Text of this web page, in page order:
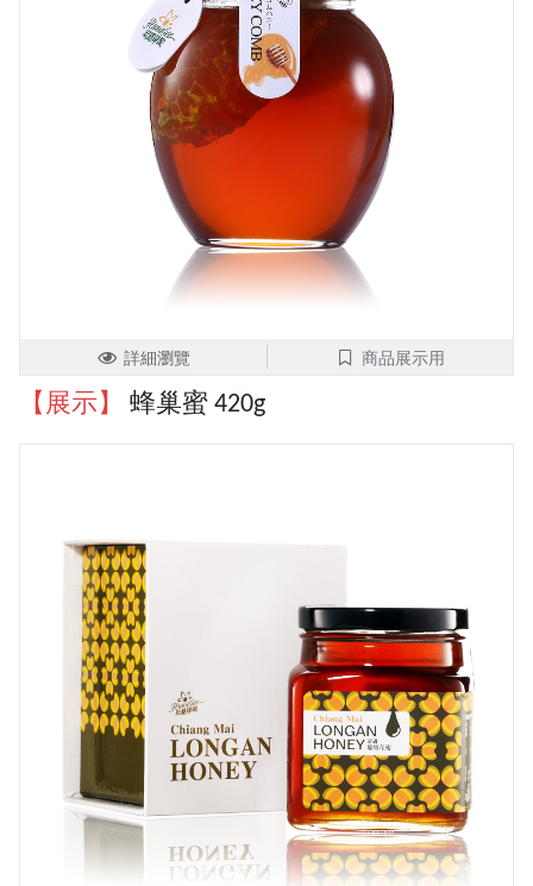
詳細瀏覽 商品展示用
【展示】 蜂巢蜜 420g